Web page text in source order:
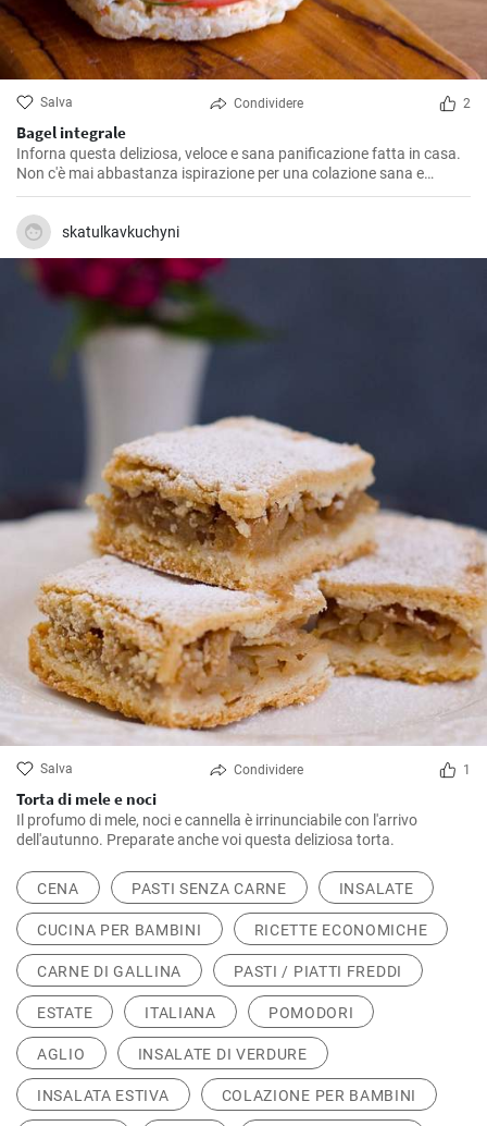
Salva Condividere 2
Bagel integrale
Inforna questa deliziosa, veloce e sana panificazione fatta in casa.
Non c'è mai abbastanza ispirazione per una colazione sana e
gustosa.
skatulkavkuchyni
Salva Condividere 1
Torta di mele e noci
Il profumo di mele, noci e cannella è irrinunciabile con l'arrivo
dell'autunno. Preparate anche voi questa deliziosa torta.
CENA PASTI SENZA CARNE INSALATE
CUCINA PER BAMBINI RICETTE ECONOMICHE
CARNE DI GALLINA PASTI / PIATTI FREDDI
ESTATE ITALIANA POMODORI
AGLIO INSALATE DI VERDURE
INSALATA ESTIVA COLAZIONE PER BAMBINI